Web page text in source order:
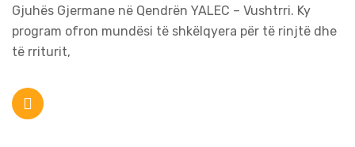
Gjuhës Gjermane në Qendrën YALEC – Vushtrri. Ky
program ofron mundësi të shkëlqyera për të rinjtë dhe
të rriturit,